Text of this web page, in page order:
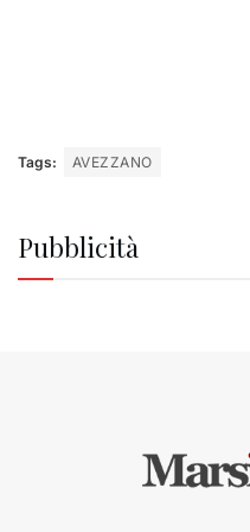
Tags: AVEZZANO
Pubblicità